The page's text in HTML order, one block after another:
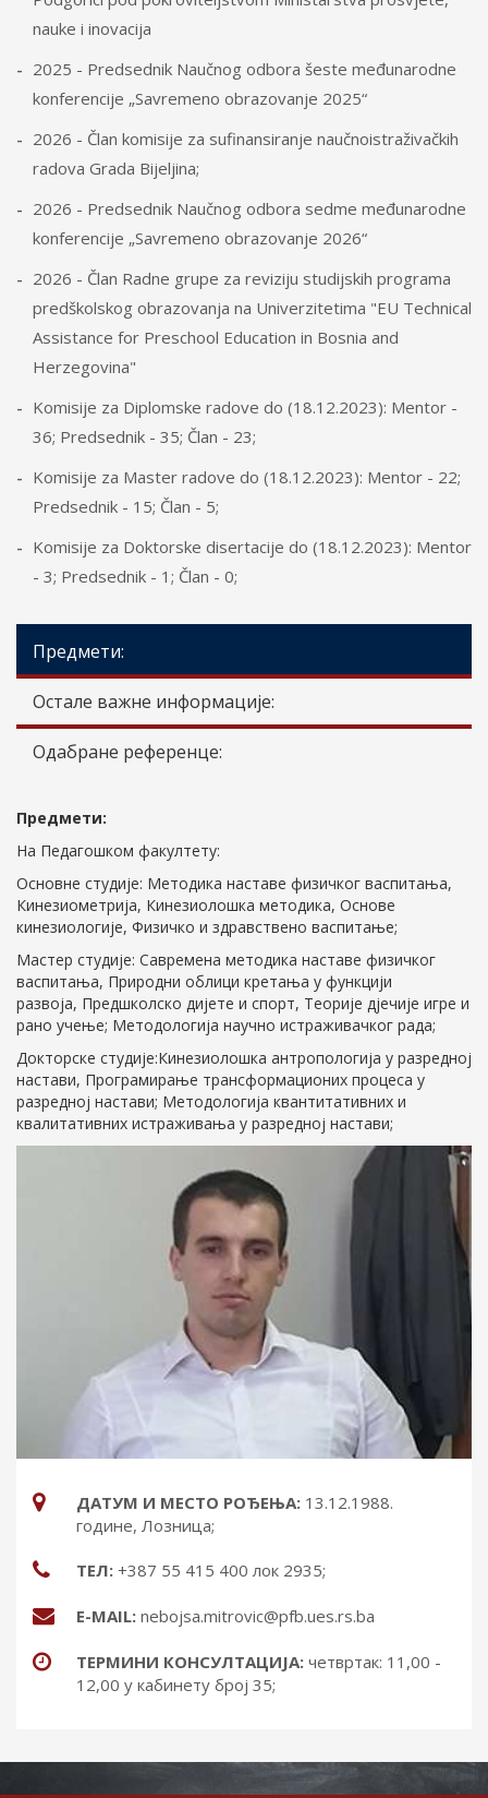
nauke i inovacija
2025 - Predsednik Naučnog odbora šeste međunarodne
konferencije „Savremeno obrazovanje 2025“
2026 - Član komisije za sufinansiranje naučnoistraživačkih
radova Grada Bijeljina;
2026 - Predsednik Naučnog odbora sedme međunarodne
konferencije „Savremeno obrazovanje 2026“
2026 - Član Radne grupe za reviziju studijskih programa
predškolskog obrazovanja na Univerzitetima "EU Technical
Assistance for Preschool Education in Bosnia and
Herzegovina"
Komisije za Diplomske radove do (18.12.2023): Mentor -
36; Predsednik - 35; Član - 23;
Komisije za Master radove do (18.12.2023): Mentor - 22;
Predsednik - 15; Član - 5;
Komisije za Doktorske disertacije do (18.12.2023): Mentor
- 3; Predsednik - 1; Član - 0;
Предмети:
Остале важне информације:
Одабране референце:
Предмети:
На Педагошком факултету:
Основне студије: Методика наставе физичког васпитања,
Кинезиометрија, Кинезиолошка методика, Основе
кинезиологије, Физичко и здравствено васпитање;
Мастер студије: Савремена методика наставе физичког
васпитања, Природни облици кретања у функцији
развоја, Предшколско дијете и спорт, Теорије дјечије игре и
рано учење; Методологија научно истраживачког рада;
Докторске студије:Кинезиолошка антропологија у разредној
настави, Програмирање трансформационих процеса у
разредној настави; Методологија квантитативних и
квалитативних истраживања у разредној настави;
ДАТУМ И МЕСТО РОЂЕЊА: 13.12.1988.
године, Лозница;
ТЕЛ: +387 55 415 400 лок 2935;
Е-MAIL: nebojsa.mitrovic@pfb.ues.rs.ba
ТЕРМИНИ КОНСУЛТАЦИЈА: четвртак: 11,00 -
12,00 у кабинету број 35;